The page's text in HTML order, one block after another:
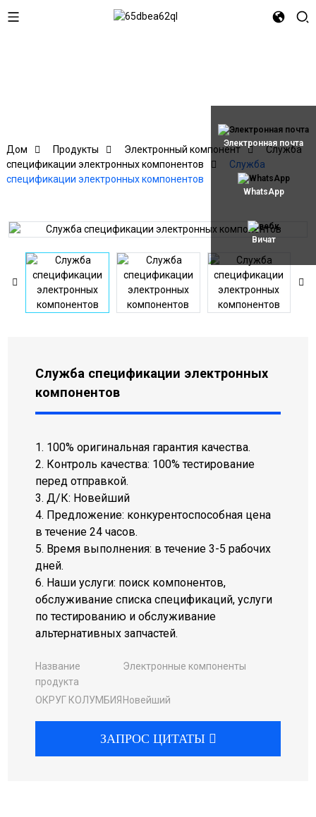
Электронная почта
WhatsApp
Вичат
Дом Продукты Электронный компонент
Служба
спецификации электронных компонентов
Служба
спецификации электронных компонентов
Служба спецификации электронных
компонентов
1. 100% оригинальная гарантия качества.
2. Контроль качества: 100% тестирование
перед отправкой.
3. Д/К: Новейший
4. Предложение: конкурентоспособная цена
в течение 24 часов.
5. Время выполнения: в течение 3-5 рабочих
дней.
6. Наши услуги: поиск компонентов,
обслуживание списка спецификаций, услуги
по тестированию и обслуживание
альтернативных запчастей.
Название
продукта
Электронные компоненты
ОКРУГ КОЛУМБИЯ Новейший
ЗАПРОС ЦИТАТЫ